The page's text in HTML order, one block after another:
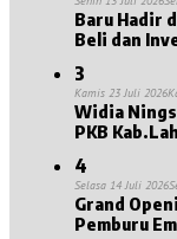
Baru Hadir
Beli
3
Kamis 23 Juli 2026
Widia
PKB
4
Selasa 14 Juli 2026
Grand
Pemburu